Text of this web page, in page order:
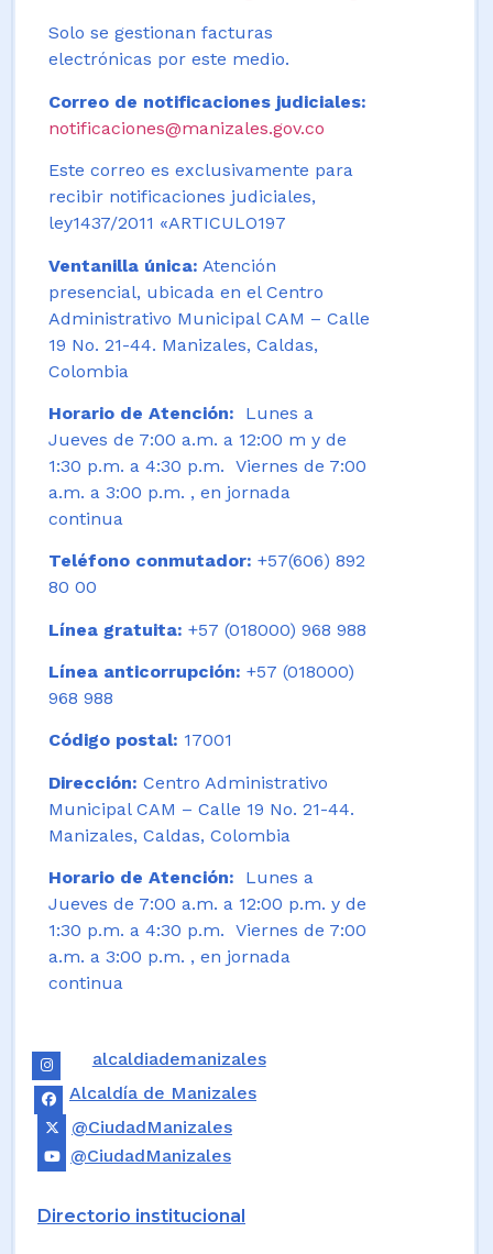
Solo se gestionan facturas
electrónicas por este medio.
Correo de notificaciones judiciales:
notificaciones@manizales.gov.co
Este correo es exclusivamente para
recibir notificaciones judiciales,
ley1437/2011 «ARTICULO197
Ventanilla única: Atención
presencial, ubicada en el Centro
Administrativo Municipal CAM – Calle
19 No. 21-44. Manizales, Caldas,
Colombia
Horario de Atención:
Lunes a
Jueves de 7:00 a.m. a 12:00 m y de
1:30 p.m. a 4:30 p.m. Viernes de 7:00
a.m. a 3:00 p.m. , en jornada
continua
Teléfono conmutador: +57(606) 892
80 00
Línea gratuita: +57 (018000) 968 988
Línea anticorrupción: +57 (018000)
968 988
Código postal: 17001
Dirección: Centro Administrativo
Municipal CAM – Calle 19 No. 21-44.
Manizales, Caldas, Colombia
Horario de Atención: Lunes a
Jueves de 7:00 a.m. a 12:00 p.m. y de
1:30 p.m. a 4:30 p.m. Viernes de 7:00
a.m. a 3:00 p.m. , en jornada
continua
alcaldiademanizales
Alcaldía de Manizales
@CiudadManizales
@CiudadManizales
Directorio institucional